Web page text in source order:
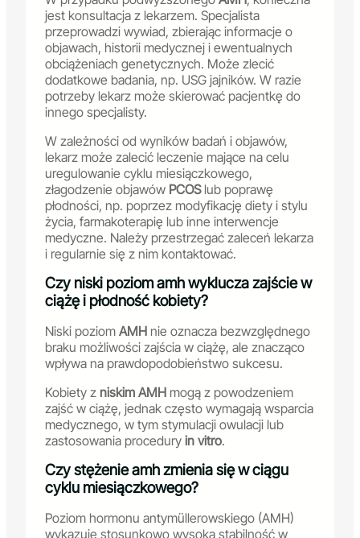
jest konsultacja z lekarzem. Specjalista
przeprowadzi wywiad, zbierając informacje o
objawach, historii medycznej i ewentualnych
obciążeniach genetycznych. Może zlecić
dodatkowe badania, np. USG jajników. W razie
potrzeby lekarz może skierować pacjentkę do
innego specjalisty.
W zależności od wyników badań i objawów,
lekarz może zalecić leczenie mające na celu
uregulowanie cyklu miesiączkowego,
złagodzenie objawów PCOSlub poprawę
płodności, np. poprzez modyfikację diety i stylu
życia, farmakoterapię lub inne interwencje
medyczne. Należy przestrzegać zaleceń lekarza
i regularnie się z nim kontaktować.
Czy niski poziom amh wyklucza zajście w
ciążę i płodność kobiety?
Niski poziom AMH nie oznacza bezwzględnego
braku możliwości zajścia w ciążę, ale znacząco
wpływa na prawdopodobieństwo sukcesu.
Kobiety z niskim AMH mogą z powodzeniem
zajść w ciążę, jednak często wymagają wsparcia
medycznego, w tym stymulacji owulacji lub
zastosowania procedury in vitro.
Czy stężenie amh zmienia się w ciągu
cyklu miesiączkowego?
Poziom hormonu antymüllerowskiego (AMH)
wykazuje stosunkowo wysoką stabilność w